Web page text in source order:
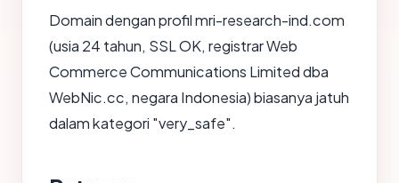
Domain dengan profil mri-research-ind.com
(usia 24 tahun, SSL OK, registrar Web
Commerce Communications Limited dba
WebNic.cc, negara Indonesia) biasanya jatuh
dalam kategori "very_safe".